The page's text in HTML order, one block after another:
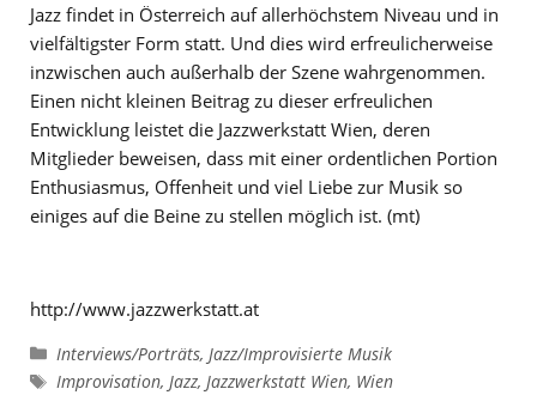
Jazz findet in Österreich auf allerhöchstem Niveau und in
vielfältigster Form statt. Und dies wird erfreulicherweise
inzwischen auch außerhalb der Szene wahrgenommen.
Einen nicht kleinen Beitrag zu dieser erfreulichen
Entwicklung leistet die Jazzwerkstatt Wien, deren
Mitglieder beweisen, dass mit einer ordentlichen Portion
Enthusiasmus, Offenheit und viel Liebe zur Musik so
einiges auf die Beine zu stellen möglich ist. (mt)
http://www.jazzwerkstatt.at
Kategorien
Interviews/Porträts, Jazz/Improvisierte Musik
Schlagwörter
Improvisation,Jazz,Jazzwerkstatt Wien, Wien